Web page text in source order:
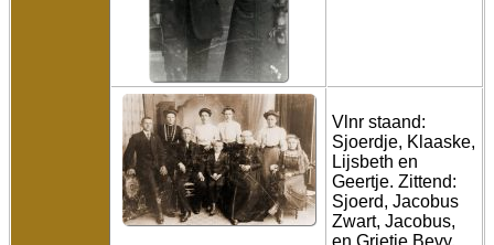
Vlnr staand:
Sjoerdje, Klaaske,
Lijsbeth en
Geertje. Zittend:
Sjoerd, Jacobus
Zwart, Jacobus,
en Grietje Bevy.